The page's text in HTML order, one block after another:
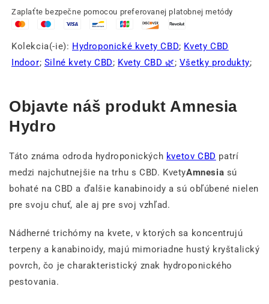
Zaplaťte bezpečne pomocou preferovanej platobnej metódy
Kolekcia(-ie): Hydroponické kvety CBD; Kvety CBD
Indoor; Silné kvety CBD; Kvety CBD 🌿; Všetky produkty;
Objavte náš produkt Amnesia
Hydro
Táto známa odroda hydroponických kvetov CBD patrí
medzi najchutnejšie na trhu s CBD. KvetyAmnesia sú
bohaté na CBD a ďalšie kanabinoidy a sú obľúbené nielen
pre svoju chuť, ale aj pre svoj vzhľad.
Nádherné trichómy na kvete, v ktorých sa koncentrujú
terpeny a kanabinoidy, majú mimoriadne hustý kryštalický
povrch, čo je charakteristický znak hydroponického
pestovania.